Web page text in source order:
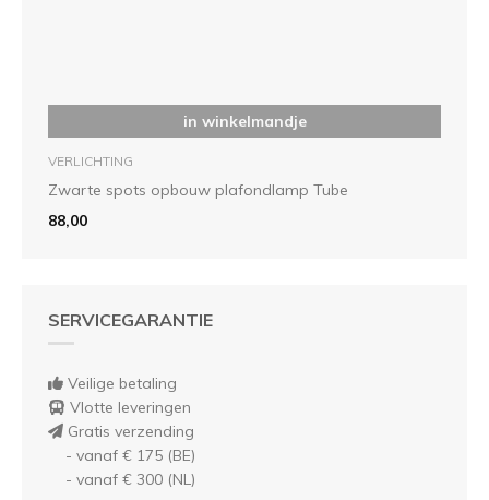
in winkelmandje
VERLICHTING
Zwarte spots opbouw plafondlamp Tube
88,00
SERVICEGARANTIE
Veilige betaling
Vlotte leveringen
Gratis verzending
- vanaf € 175 (BE)
- vanaf € 300 (NL)